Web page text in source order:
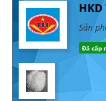
Sản
Đã cấp